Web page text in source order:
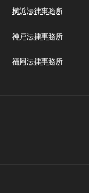
横浜法律事務所
神戸法律事務所
福岡法律事務所